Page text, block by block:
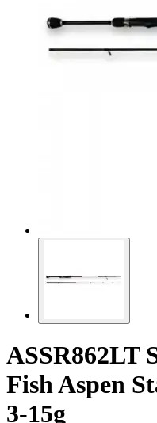
ASSR862LT
Fish Aspen
3-15g